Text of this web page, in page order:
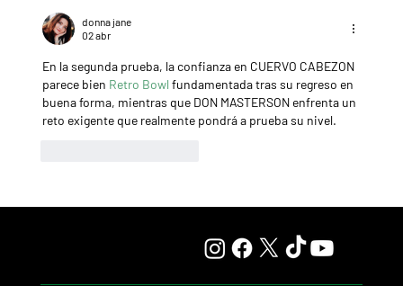
tope en las estadísticas
donna jane
02 abr
En la segunda prueba, la confianza en CUERVO CABEZON
parece bien Retro Bowl fundamentada tras su regreso en
buena forma, mientras que DON MASTERSON enfrenta un
reto exigente que realmente pondrá a prueba su nivel.